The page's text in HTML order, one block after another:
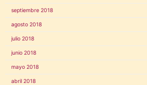
septiembre 2018
agosto 2018
julio 2018
junio 2018
mayo 2018
abril 2018